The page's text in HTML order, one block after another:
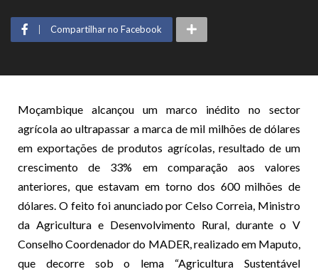
Compartilhar no Facebook
Moçambique alcançou um marco inédito no sector
agrícola ao ultrapassar a marca de mil milhões de dólares
em exportações de produtos agrícolas, resultado de um
crescimento de 33% em comparação aos valores
anteriores, que estavam em torno dos 600 milhões de
dólares. O feito foi anunciado por Celso Correia, Ministro
da Agricultura e Desenvolvimento Rural, durante o V
Conselho Coordenador do MADER, realizado em Maputo,
que decorre sob o lema “Agricultura Sustentável